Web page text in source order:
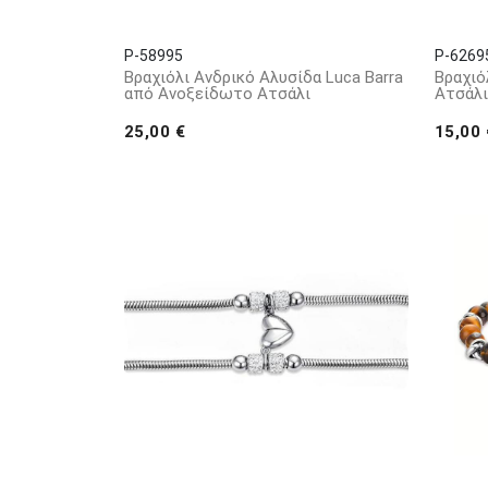
P-58995
Βραχιόλι Ανδρικό Αλυσίδα Luca Barra
από Ανοξείδωτο Ατσάλι
25,00 €
P-
Ατσάλι
15,00